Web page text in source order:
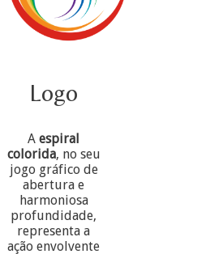
Logo
Aespiral
colorida, no seu
jogo gráfico de
abertura e
harmoniosa
profundidade,
representa a
ação envolvente